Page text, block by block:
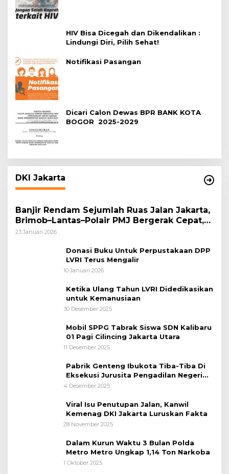
HIV Bisa Dicegah dan Dikendalikan :
Lindungi Diri, Pilih Sehat!
Notifikasi Pasangan
Dicari Calon Dewas BPR BANK KOTA
BOGOR 2025-2029
DKI Jakarta
Banjir Rendam Sejumlah Ruas Jalan Jakarta,
Brimob–Lantas–Polair PMJ Bergerak Cepat,
Polri Siagakan 128.247 Personel Secara
23 Januari 2026
Donasi Buku Untuk Perpustakaan DPP
LVRI Terus Mengalir
10 Januari 2026
Ketika Ulang Tahun LVRI Didedikasikan
untuk Kemanusiaan
30 Desember 2025
Mobil SPPG Tabrak Siswa SDN Kalibaru
01 Pagi Cilincing Jakarta Utara
11 Desember 2025
Pabrik Genteng Ibukota Tiba-Tiba Di
Eksekusi Jurusita Pengadilan Negeri
Tangerang, Diduga Cacat Hukum Sejak
4 Desember 2025
Viral Isu Penutupan Jalan, Kanwil
Kemenag DKI Jakarta Luruskan Fakta
28 November 2025
Dalam Kurun Waktu 3 Bulan Polda
Metro Metro Ungkap 1,14 Ton Narkoba
1 Oktober 2025